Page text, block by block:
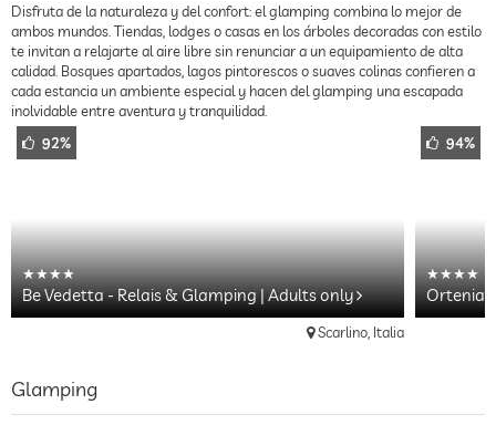
Disfruta de la naturaleza y del confort: el glamping combina lo mejor de
ambos mundos. Tiendas, lodges o casas en los árboles decoradas con estilo
te invitan a relajarte al aire libre sin renunciar a un equipamiento de alta
calidad. Bosques apartados, lagos pintorescos o suaves colinas confieren a
cada estancia un ambiente especial y hacen del glamping una escapada
inolvidable entre aventura y tranquilidad.
92%
Be Vedetta - Relais & Glamping | Adults only
Scarlino, Italia
94%
Ortenia
Glamping